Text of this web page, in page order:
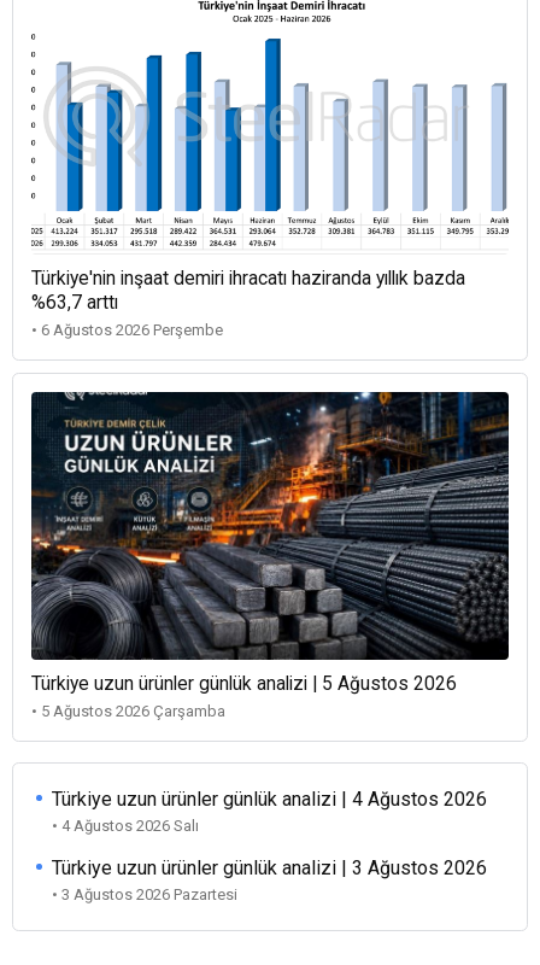
Türkiye'nin inşaat demiri ihracatı haziranda yıllık bazda
%63,7 arttı
• 6 Ağustos 2026 Perşembe
Türkiye uzun ürünler günlük analizi | 5 Ağustos 2026
• 5 Ağustos 2026 Çarşamba
Türkiye uzun ürünler günlük analizi | 4 Ağustos 2026
• 4 Ağustos 2026 Salı
Türkiye uzun ürünler günlük analizi | 3 Ağustos 2026
• 3 Ağustos 2026 Pazartesi